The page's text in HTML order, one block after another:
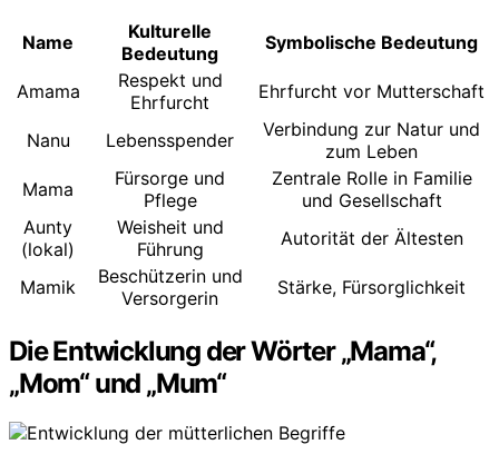
Name
Kulturelle
Bedeutung
Symbolische Bedeutung
Amama
Respekt und
Ehrfurcht
Ehrfurcht vor Mutterschaft
Nanu Lebensspender
Verbindung zur Natur und
zum Leben
Mama
Fürsorge und
Pflege
Zentrale Rolle in Familie
und Gesellschaft
Aunty
(lokal)
Weisheit und
Führung
Autorität der Ältesten
Mamik
Beschützerin und
Versorgerin
Stärke, Fürsorglichkeit
Die Entwicklung der Wörter „Mama“,
„Mom“ und „Mum“